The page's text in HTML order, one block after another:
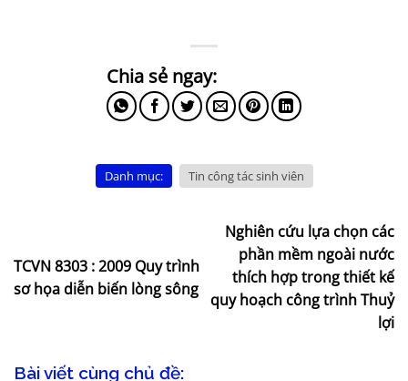
Danh mục: Tin công tác sinh viên
TCVN 8303 : 2009 Quy trình
sơ họa diễn biến lòng sông
Nghiên cứu lựa chọn các
phần mềm ngoài nước
thích hợp trong thiết kế
quy hoạch công trình Thuỷ
lợi
Bài viết cùng chủ đề: